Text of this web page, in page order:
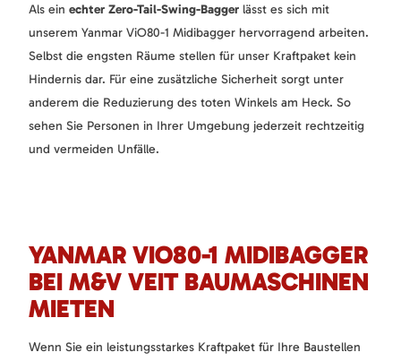
Als ein echter Zero-Tail-Swing-Bagger lässt es sich mit
unserem Yanmar ViO80-1 Midibagger hervorragend arbeiten.
Selbst die engsten Räume stellen für unser Kraftpaket kein
Hindernis dar. Für eine zusätzliche Sicherheit sorgt unter
anderem die Reduzierung des toten Winkels am Heck. So
sehen Sie Personen in Ihrer Umgebung jederzeit rechtzeitig
und vermeiden Unfälle.
YANMAR VIO80-1 MIDIBAGGER
BEI M&V VEIT BAUMASCHINEN
MIETEN
Wenn Sie ein leistungsstarkes Kraftpaket für Ihre Baustellen